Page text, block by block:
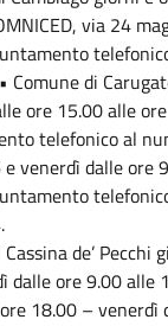
via 24
Comune di
ore 15.00 alle
telefonico al
venerdì dalle ore
de’ Pecchi
dalle ore 9.00 alle
18.00 – venerdì